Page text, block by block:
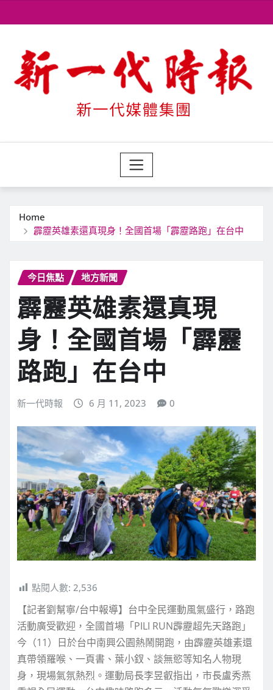
to
Home
霹靂英雄素還真現身！全國首場「霹靂路跑」在台中
今日焦點 地方新聞
霹靂英雄素還真現
身！全國首場「霹靂
路跑」在台中
新一代時報 6 月 11, 2023 0
點閱人數: 2,536
【記者劉幫寧/台中報導】台中全民運動風氣盛行，路跑
活動廣受歡迎，全國首場「PILI RUN霹靂超先天路跑」
今（11）日於台中南興公園熱鬧開跑，由霹靂英雄素還
真帶領羅喉、一頁書、葉小釵、談無慾等知名人物現
身，現場氣氛熱烈。運動局長李昱叡指出，市長盧秀燕